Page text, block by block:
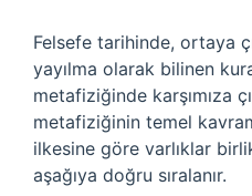
Felsefe tarihinde, ortaya
yayılma olarak bilinen
metafiziğinde karşımıza
metafiziğinin temel
ilkesine göre varlıklar
aşağıya doğru sıralanır.